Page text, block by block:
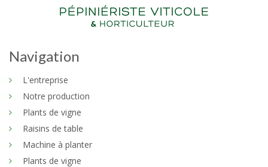
Navigation
L'entreprise
Notre production
Plants de vigne
Raisins de table
Machine à planter
Plants de vigne